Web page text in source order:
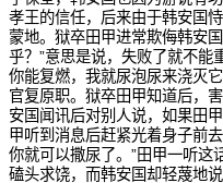
孝王的信任，后来由于韩安国
蒙地。狱卒田甲进常欺侮韩安
乎？”意思是说，失败了就不能
你能复燃，我就尿泡尿来浇灭
官复原职。狱卒田甲知道后，
安国闻讯后对别人说，如果田
甲听到消息后赶紧光着身子前
你就可以撒尿了。”田甲一听这
磕头求饶，而韩安国却轻蔑地